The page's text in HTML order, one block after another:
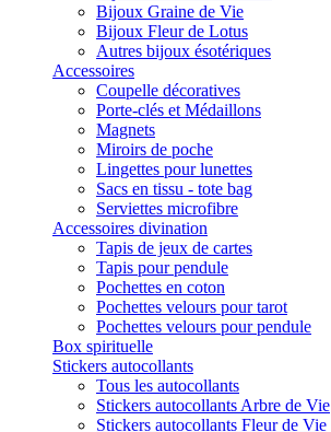
Bijoux Graine de Vie
Bijoux Fleur de Lotus
Autres bijoux ésotériques
Accessoires
Coupelle décoratives
Porte-clés et Médaillons
Magnets
Miroirs de poche
Lingettes pour lunettes
Sacs en tissu - tote bag
Serviettes microfibre
Accessoires divination
Tapis de jeux de cartes
Tapis pour pendule
Pochettes en coton
Pochettes velours pour tarot
Pochettes velours pour pendule
Box spirituelle
Stickers autocollants
Tous les autocollants
Stickers autocollants Arbre de Vie
Stickers autocollants Fleur de Vie